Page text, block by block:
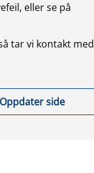
eller se på
tar vi kontakt med
Oppdater side